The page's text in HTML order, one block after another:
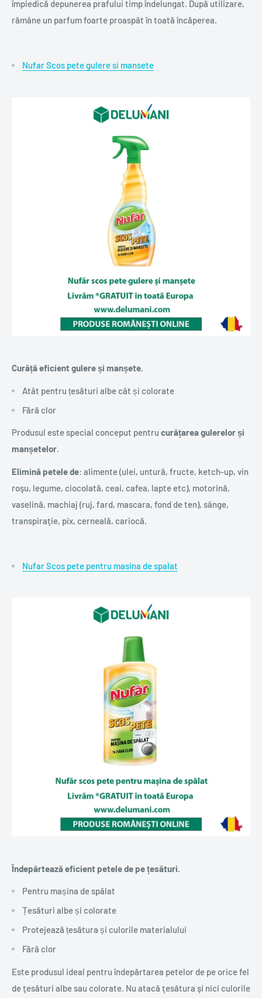
împiedică depunerea prafului timp îndelungat. După utilizare,
rămâne un parfum foarte proaspăt în toată încăperea.
Nufar Scos pete gulere si mansete
Curăță eficient gulere și manșete.
Atât pentru țesături albe cât și colorate
Fără clor
Produsul este special conceput pentru curățarea gulerelor și
manșetelor.
Elimină petele de: alimente (ulei, untură, fructe, ketch-up, vin
roşu, legume, ciocolată, ceai, cafea, lapte etc), motorină,
vaselină, machiaj (ruj, fard, mascara, fond de ten), sânge,
transpiraţie, pix, cerneală, cariocă.
Nufar Scos pete pentru masina de spalat
Îndepărtează eficient petele de pe țesături.
Pentru mașina de spălat
Țesături albe și colorate
Protejează țesătura și culorile materialului
Fără clor
Este produsul ideal pentru îndepărtarea petelor de pe orice fel
de ţesături albe sau colorate. Nu atacă ţesătura şi nici culorile